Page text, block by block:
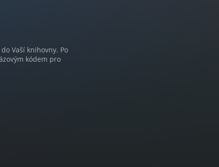
Vaší knihovny. Po
kódem pro